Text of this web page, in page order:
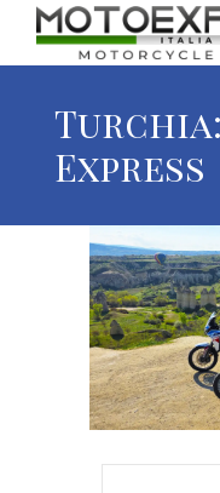
Express